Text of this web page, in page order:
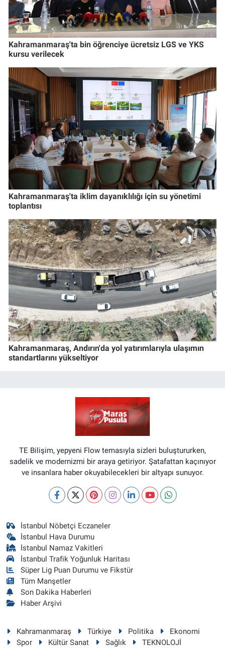
Kahramanmaraş'ta bin öğrenciye ücretsiz LGS ve YKS
kursu verilecek
Kahramanmaraş'ta iklim dayanıklılığı için su yönetimi
toplantısı
Kahramanmaraş, Andırın'da yol yatırımlarıyla ulaşımın
standartlarını yükseltiyor
TE Bilişim, yepyeni Flow temasıyla sizleri buluştururken,
sadelik ve modernizmi bir araya getiriyor. Şatafattan kaçınıyor
ve insanlara haber okuyabilecekleri bir altyapı sunuyor.
İstanbul Nöbetçi Eczaneler
İstanbul Hava Durumu
İstanbul Namaz Vakitleri
İstanbul Trafik Yoğunluk Haritası
Süper Lig Puan Durumu ve Fikstür
Tüm Manşetler
Son Dakika Haberleri
Haber Arşivi
Kahramanmaraş Türkiye Politika
Ekonomi
Spor
Kültür Sanat Sağlık TEKNOLOJİ